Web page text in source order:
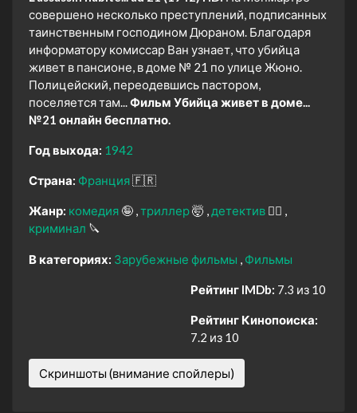
совершено несколько преступлений, подписанных
таинственным господином Дюраном. Благодаря
информатору комиссар Ван узнает, что убийца
живет в пансионе, в доме № 21 по улице Жюно.
Полицейский, переодевшись пастором,
поселяется там... Фильм Убийца живет в доме...
№21 онлайн бесплатно.
Год выхода: 1942
Страна: Франция🇫🇷
Жанр: комедия 🤪 триллер🤯 детектив 🕵️‍♂️
криминал 🔪
В категориях: Зарубежные фильмы Фильмы
Рейтинг IMDb: 7.3 из 10
Рейтинг Кинопоиска:
7.2 из 10
Скриншоты (внимание спойлеры)